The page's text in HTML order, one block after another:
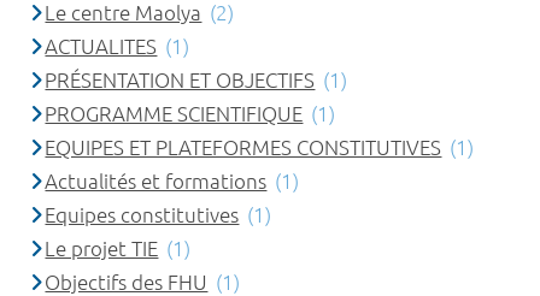
Le centre Maolya (2)
ACTUALITES (1)
PRÉSENTATION ET OBJECTIFS (1)
PROGRAMME SCIENTIFIQUE (1)
EQUIPES ET PLATEFORMES CONSTITUTIVES (1)
Actualités et formations (1)
Equipes constitutives (1)
Le projet TIE (1)
Objectifs des FHU (1)